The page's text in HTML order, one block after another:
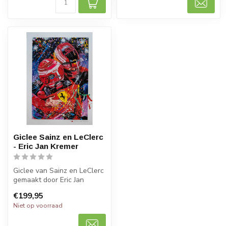
Giclee Sainz en LeClerc
- Eric Jan Kremer
Giclee van Sainz en LeClerc
gemaakt door Eric Jan
lij...
€199,95
Niet op voorraad